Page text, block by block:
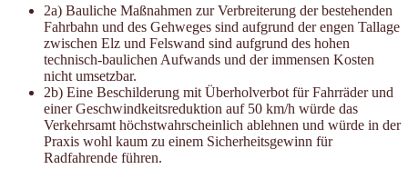
2a) Bauliche Maßnahmen zur Verbreiterung der bestehenden
Fahrbahn und des Gehweges sind aufgrund der engen Tallage
zwischen Elz und Felswand sind aufgrund des hohen
technisch-baulichen Aufwands und der immensen Kosten
nicht umsetzbar.
2b) Eine Beschilderung mit Überholverbot für Fahrräder und
einer Geschwindkeitsreduktion auf 50 km/h würde das
Verkehrsamt höchstwahrscheinlich ablehnen und würde in der
Praxis wohl kaum zu einem Sicherheitsgewinn für
Radfahrende führen.